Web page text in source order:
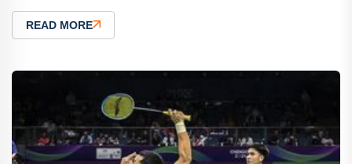
READ MORE